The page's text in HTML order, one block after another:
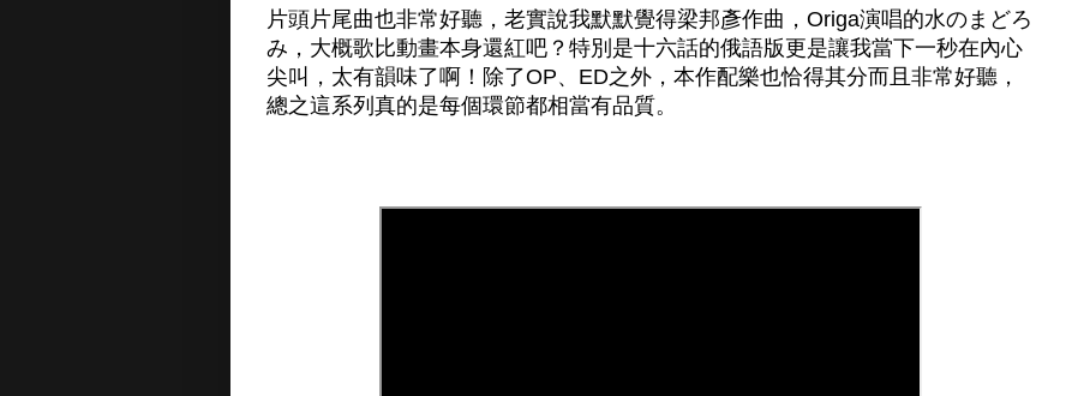
片頭片尾曲也非常好聽，老實說我默默覺得梁邦彥作曲，Origa演唱的水のまどろ
み，大概歌比動畫本身還紅吧？特別是十六話的俄語版更是讓我當下一秒在內心
尖叫，太有韻味了啊！除了OP、ED之外，本作配樂也恰得其分而且非常好聽，
總之這系列真的是每個環節都相當有品質。